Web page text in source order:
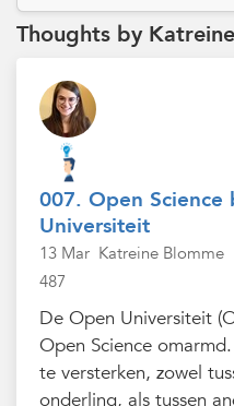
Thoughts by
007. Open
Universiteit
13 Mar Katreine Blomme
487
De Open Universiteit
Open Science
te versterken, zowel
onderling, als tussen